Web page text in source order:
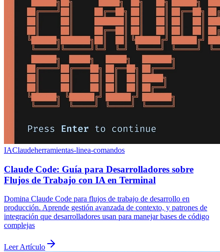
IAClaudeherramientas-linea-comandos
Claude Code: Guía para Desarrolladores sobre
Flujos de Trabajo con IA en Terminal
Domina Claude Code para flujos de trabajo de desarrollo en
producción. Aprende gestión avanzada de contexto, y patrones de
integración que desarrolladores usan para manejar bases de código
complejas
Leer Artículo